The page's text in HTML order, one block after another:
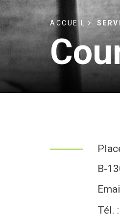
MES
SENIOR
ENFANCE / VIE
SÉCURITÉ
ACCUEIL
B-
Tél.